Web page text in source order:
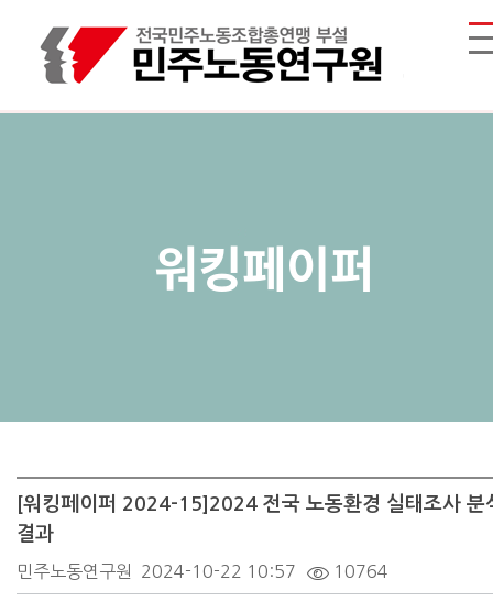
워킹페이퍼
[워킹페이퍼 2024-15]2024 전국 노동환경 실태조사 분
결과
민주노동연구원 2024-10-22 10:57 10764